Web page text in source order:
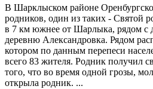
В Шарклыском районе
родников, один из таких - Святой
в 7 км южнее от Шарлыка, рядом с
деревню Александровка. Рядом
котором по данным перепеси
всего 83 жителя. Родник получил
того, что во время одной грозы,
открыла родник. ...